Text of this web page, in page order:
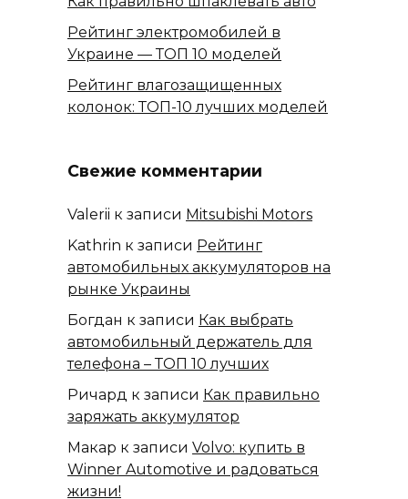
Рейтинг электромобилей в
Украине — ТОП 10 моделей
Рейтинг влагозащищенных
колонок: ТОП-10 лучших моделей
Свежие комментарии
Valerii к записи Mitsubishi Motors
Kathrin к записи Рейтинг
автомобильных аккумуляторов на
рынке Украины
Богдан к записи Как выбрать
автомобильный держатель для
телефона – ТОП 10 лучших
Ричард к записи Как правильно
заряжать аккумулятор
Макар к записи Volvo: купить в
Winner Automotive и радоваться
жизни!